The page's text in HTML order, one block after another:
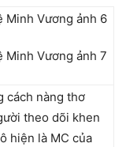
cách nàng thơ
theo dõi khen
hiện là MC của